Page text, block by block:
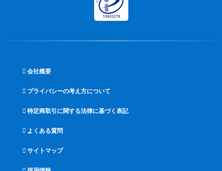
会社概要
プライバシーの考え方について
特定商取引に関する法律に基づく表記
よくある質問
サイトマップ